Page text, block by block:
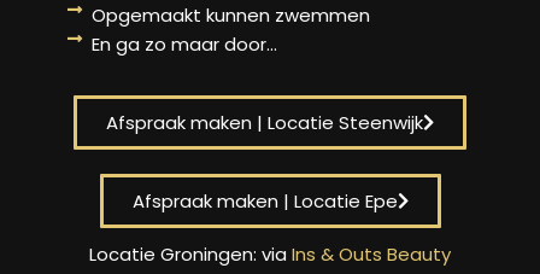
Opgemaakt kunnen zwemmen
En ga zo maar door...
Afspraak maken | Locatie Steenwijk
Afspraak maken | Locatie Epe
Locatie Groningen: via Ins & Outs Beauty